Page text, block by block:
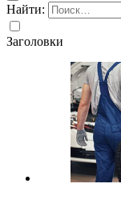
Найти:
Заголовки